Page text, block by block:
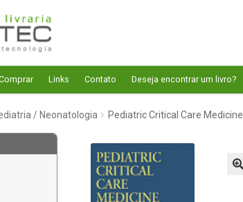
Links Contato Deseja encontrar um livro?
/ Neonatologia Pediatric Critical Care Medicine